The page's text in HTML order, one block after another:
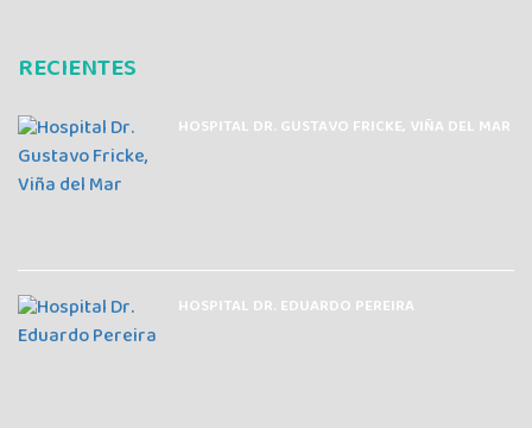
RECIENTES
HOSPITAL DR. GUSTAVO FRICKE, VIÑA DEL MAR
HOSPITAL DR. EDUARDO PEREIRA